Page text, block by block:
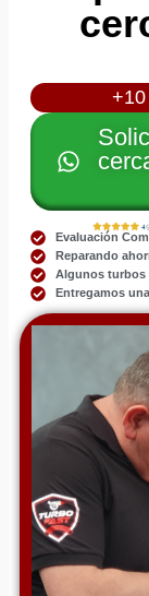
Evaluación
Reparando
Algunos turbos
Entregamos